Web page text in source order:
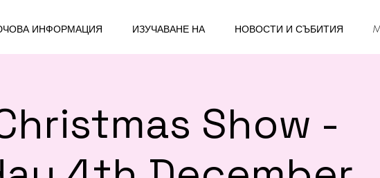
ИНФОРМАЦИЯ ИЗУЧАВАНЕ НА НОВОСТИ И СЪБИТИЯ
Show -